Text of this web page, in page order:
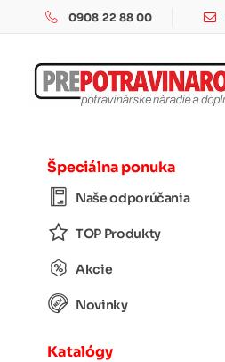
0908 22 88 00
Špeciálna ponuka
Naše odporúčania
TOP Produkty
Akcie
Novinky
Katalógy